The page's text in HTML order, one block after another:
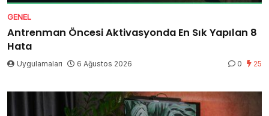
GENEL
Antrenman Öncesi Aktivasyonda En Sık Yapılan 8
Hata
Uygulamaları 6 Ağustos 2026 0 25